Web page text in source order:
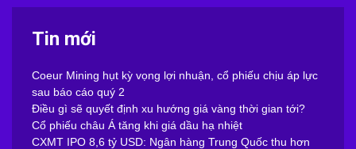
Tin mới
Coeur Mining hụt kỳ vọng lợi nhuận, cổ phiếu chịu áp lực
sau báo cáo quý 2
Điều gì sẽ quyết định xu hướng giá vàng thời gian tới?
Cổ phiếu châu Á tăng khi giá dầu hạ nhiệt
CXMT IPO 8,6 tỷ USD: Ngân hàng Trung Quốc thu hơn